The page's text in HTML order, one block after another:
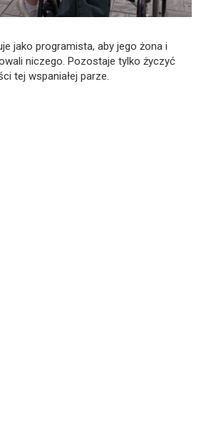
jako programista, aby jego żona i
niczego. Pozostaje tylko życzyć
tej wspaniałej parze.